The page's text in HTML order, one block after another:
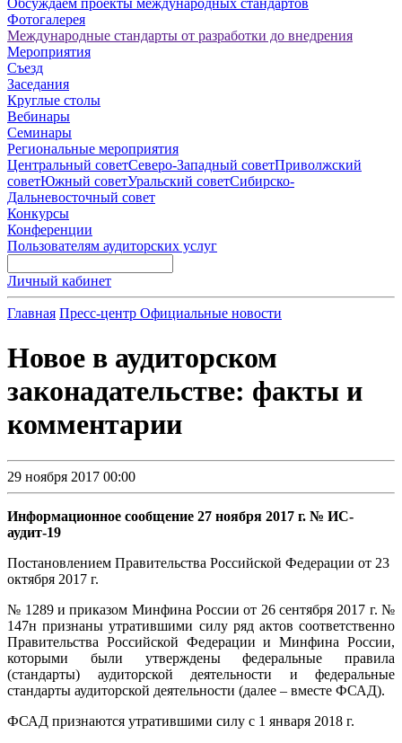
Обсуждаем проекты международных стандартов
Фотогалерея
Международные стандарты от разработки до внедрения
Мероприятия
Съезд
Заседания
Круглые столы
Вебинары
Семинары
Региональные мероприятия
Центральный советСеверо-Западный советПриволжский
советЮжный советУральский советСибирско-
Дальневосточный совет
Конкурсы
Конференции
Пользователям аудиторских услуг
Личный кабинет
Главная Пресс-центр Официальные новости
Новое в аудиторском
законадательстве: факты и
комментарии
29 ноября 2017 00:00
Информационное сообщение 27 ноября 2017 г. № ИС-
аудит-19
Постановлением Правительства Российской Федерации от 23
октября 2017 г.
№ 1289 и приказом Минфина России от 26 сентября 2017 г. №
147н признаны утратившими силу ряд актов соответственно
Правительства Российской Федерации и Минфина России,
которыми были утверждены федеральные правила
(стандарты) аудиторской деятельности и федеральные
стандарты аудиторской деятельности (далее – вместе ФСАД).
ФСАД признаются утратившими силу с 1 января 2018 г.